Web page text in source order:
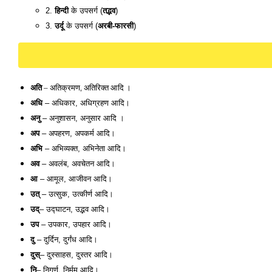
2. हिन्दी के उपसर्ग (तद्भव)
3. उर्दू के उपसर्ग (अरबी-फारसी)
अति – अतिक्रमण, अतिरिक्त आदि ।
अधि – अधिकार, अधिग्रहण आदि।
अनु – अनुशासन, अनुसार आदि ।
अप – अपहरण, अपकर्म आदि।
अभि – अभिव्यक्त, अभिनेता आदि।
अव – अवलंब, अवचेतन आदि।
आ – आमूल, आजीवन आदि।
उत् – उत्सुक, उत्कीर्ण आदि।
उद्– उद्घाटन, उद्भव आदि।
उप – उपकार, उपहार आदि।
दु – दुर्दिन, दुर्गंध आदि।
दुस्– दुस्साहस, दुस्तर आदि।
नि– निगुर्ण, निर्मम आदि।